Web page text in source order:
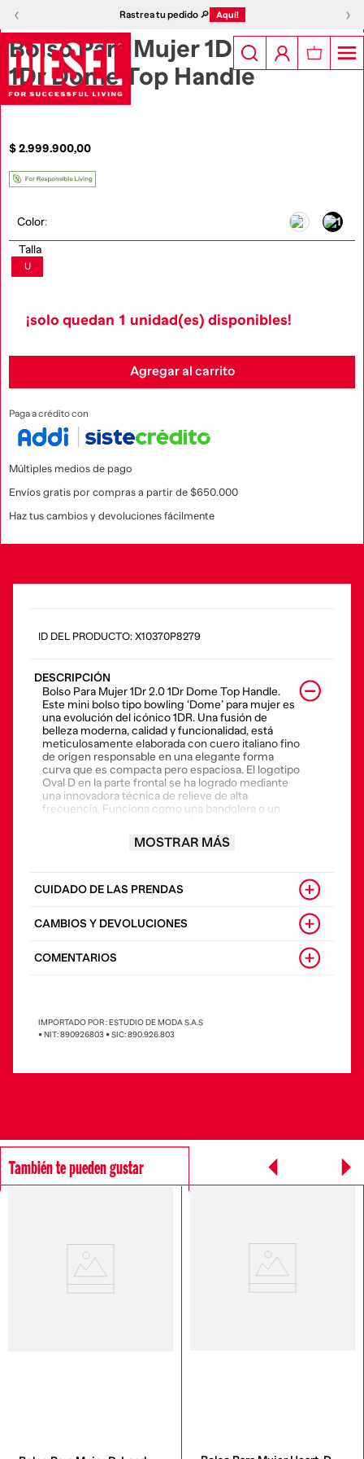
‹ Rastrea tu pedido 🔎 Aquí! ›
‹
Bolso Para Mujer 1Dr 2.0
1Dr Dome Top Handle
$2.999.900,00
Color:
Talla
U
¡solo quedan 1 unidad(es) disponibles!
Agregar al carrito
Paga a crédito con
Múltiples medios de pago
Envíos gratis por compras a partir de $650.000
Haz tus cambios y devoluciones fácilmente
: X10370P8279
DESCRIPCIÓN
Bolso Para Mujer 1Dr 2.0 1Dr Dome Top Handle.
Este mini bolso tipo bowling ‘Dome’ para mujer es
una evolución del icónico 1DR. Una fusión de
belleza moderna, calidad y funcionalidad, está
meticulosamente elaborada con cuero italiano fino
de origen responsable en una elegante forma
curva que es compacta pero espaciosa. El logotipo
Oval D en la parte frontal se ha logrado mediante
una innovadora técnica de relieve de alta
frecuencia. Funciona como una bandolera o un
bordes pintados, un práctico cierre de cremallera
bidireccional y patas metálicas para mantenerlo
• Composición: 100% cuero bovino
MOSTRAR MÁS
CUIDADO DE LAS PRENDAS
CAMBIOS Y DEVOLUCIONES
COMENTARIOS
IMPORTADO POR : ESTUDIO DE MODA S.A.S
• NIT: 890926803 • SIC: 890.926.803
También te pueden gustar